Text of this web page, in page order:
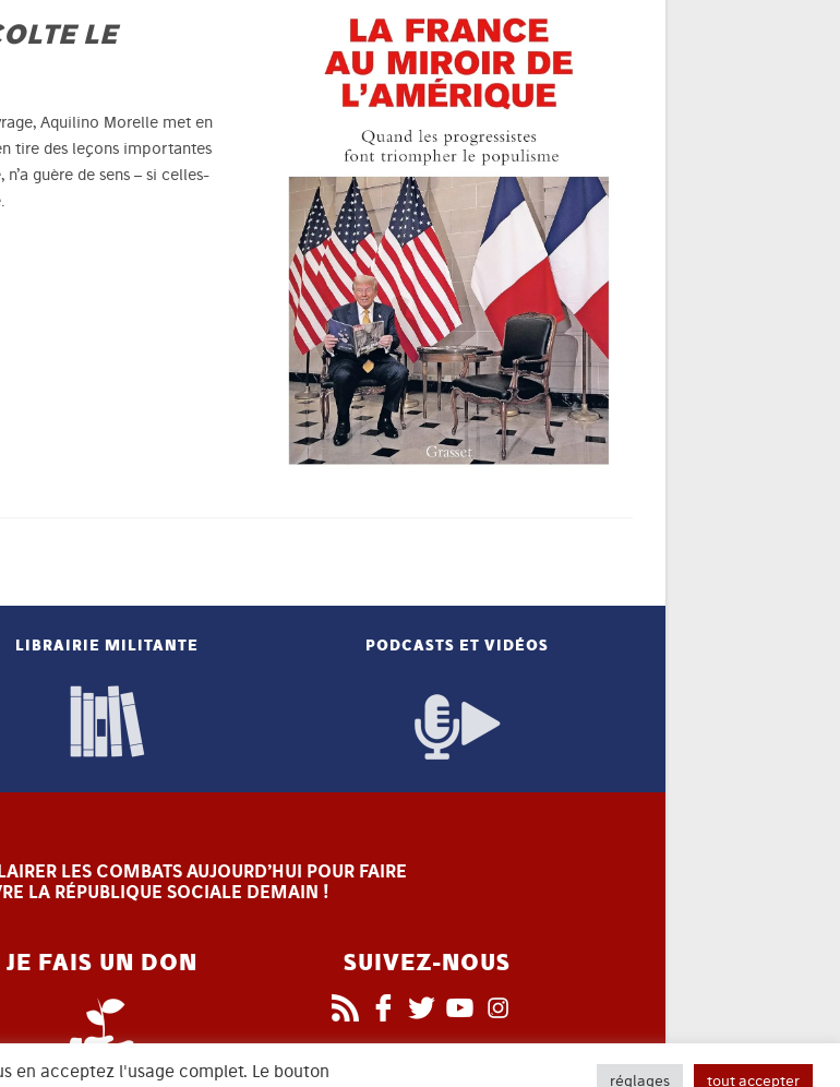
LE
Aquilino Morelle met en
tire des leçons importantes
guère de sens – si celles-
LIBRAIRIE MILITANTE PODCASTS ET VIDÉOS
LES COMBATS AUJOURD’HUI POUR FAIRE
LA RÉPUBLIQUE SOCIALE DEMAIN !
JE FAIS UN DON SUIVEZ-NOUS
en acceptez l'usage complet. Le bouton
réglages tout accepter